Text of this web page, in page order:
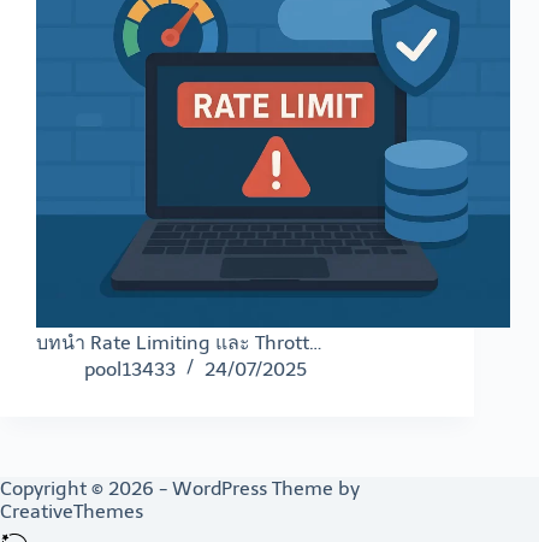
บทนำ Rate Limiting และ Thrott…
pool13433
24/07/2025
Copyright © 2026 - WordPress Theme by
CreativeThemes